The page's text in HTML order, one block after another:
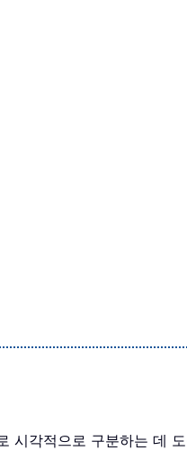
시각적으로 구분하는 데